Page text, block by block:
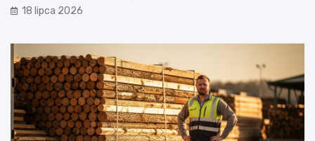
18 lipca 2026